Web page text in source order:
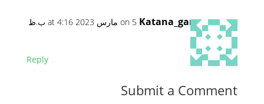
Katana_gamer on 5 مارس 2023 at 4:16 ب.ظ
عالی
Reply
Submit a Comment